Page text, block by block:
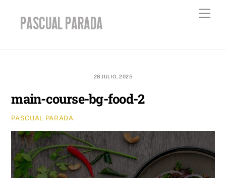
content
28 JULIO, 2025
main-course-bg-food-2
PASCUAL PARADA